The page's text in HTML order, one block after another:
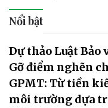
Nổi bật
Dự thảo Luật Bảo
Gỡ điểm nghẽn
GPMT: Từ tiền
môi trường dựa